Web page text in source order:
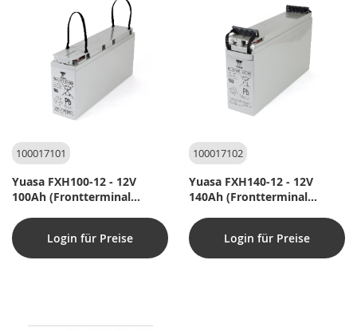
100017101
Yuasa FXH100-12 - 12V
100Ah (Frontterminal
Login für Preise
100017102
Yuasa FXH140-12 - 12V
140Ah (Frontterminal
Login für Preise